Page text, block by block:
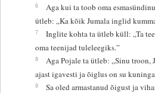
6
Aga kui ta toob oma
ütleb: „Ka kõik Jumala inglid
7
Inglite kohta ta ütleb küll: „Ta
oma teenijad tuleleegiks.”
8
Aga Pojale ta ütleb: „Sinu troon,
ajast igavesti ja õiglus on su
9 Sa oled armastanud õigust ja